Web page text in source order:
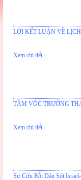
LỜI KẾT LUẬN VỀ
Xem chi tiết
TẦM VÓC TRƯỞNG
Xem chi tiết
Sự Cứu Rỗi Dân Sót Israel-